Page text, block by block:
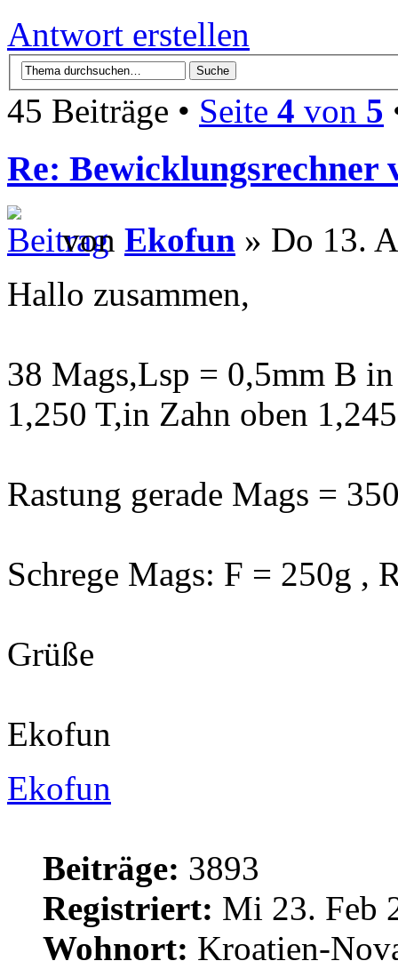
Antwort erstellen
45 Beiträge • Seite 4 von 5
Re: Bewicklungsrechner
von Ekofun » Do 13.
Hallo zusammen,
38 Mags,Lsp = 0,5mm B
1,250 T,in Zahn oben
Rastung gerade Mags =
Schrege Mags: F = 250g ,
Grüße
Ekofun
Ekofun
Beiträge: 3893
Registriert: Mi 23. Feb
Wohnort: Kroatien-